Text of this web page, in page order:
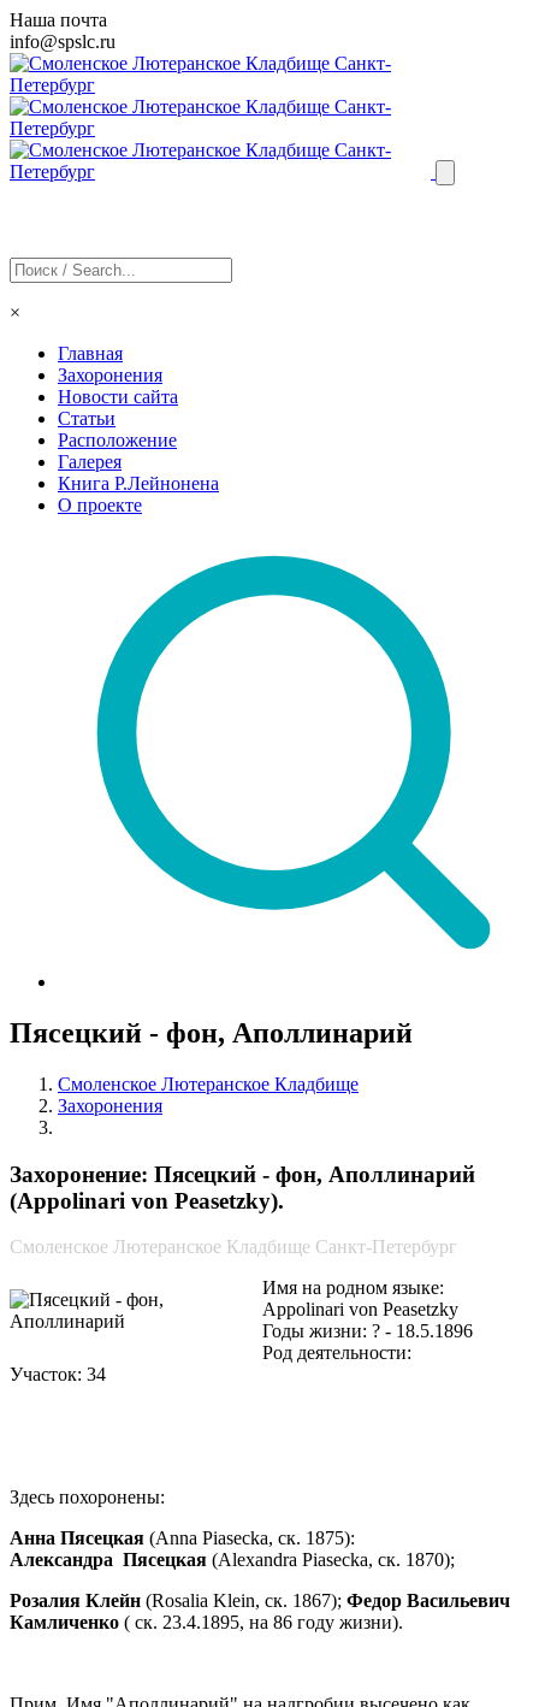
Наша почта
info@spslc.ru
×
Главная
Захоронения
Новости сайта
Статьи
Расположение
Галерея
Книга Р.Лейнонена
О проекте
Пясецкий - фон, Аполлинарий
Смоленское Лютеранское Кладбище
Захоронения
Захоронение: Пясецкий - фон, Аполлинарий
(Appolinari von Peasetzky).
Смоленское Лютеранское Кладбище Санкт-Петербург
Имя на родном языке:
Appolinari von Peasetzky
Годы жизни: ? - 18.5.1896
Род деятельности:
Участок: 34
Здесь похоронены:
Анна Пясецкая (Anna Piasecka, ск. 1875):
Александра Пясецкая (Alexandra Piasecka, ск. 1870);
Розалия Клейн (Rosalia Klein, ск. 1867); Федор Васильевич
Камличенко ( ск. 23.4.1895, на 86 году жизни).